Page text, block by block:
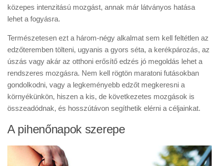
közepes intenzitású mozgást, annak már látványos hatása
lehet a fogyásra.
Természetesen ezt a három-négy alkalmat sem kell feltétlen az
edzőteremben tölteni, ugyanis a gyors séta, a kerékpározás, az
úszás vagy akár az otthoni erősítő edzés jó megoldás lehet a
rendszeres mozgásra. Nem kell rögtön maratoni futásokban
gondolkodni, vagy a legkeményebb edzőt megkeresni a
környékünkön, hiszen a kis, de következetes mozgások is
összeadódnak, és hosszútávon segíthetik elérni a céljainkat.
A pihenőnapok szerepe